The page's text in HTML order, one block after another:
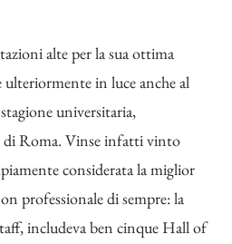
alte per la sua ottima
ulteriormente in luce anche al
universitaria,
Roma. Vinse infatti vinto
considerata la miglior
professionale di sempre: la
includeva ben cinque Hall of